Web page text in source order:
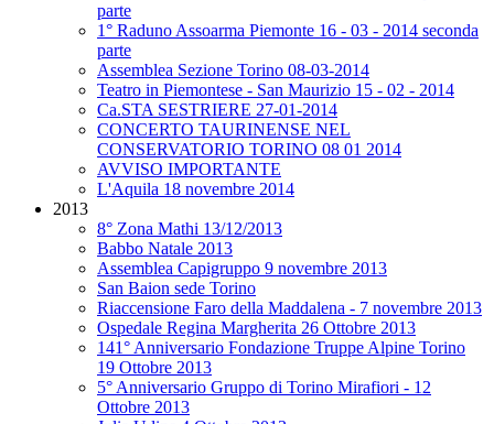
parte
1° Raduno Assoarma Piemonte 16 - 03 - 2014 seconda
parte
Assemblea Sezione Torino 08-03-2014
Teatro in Piemontese - San Maurizio 15 - 02 - 2014
Ca.STA SESTRIERE 27-01-2014
CONCERTO TAURINENSE NEL
CONSERVATORIO TORINO 08 01 2014
AVVISO IMPORTANTE
L'Aquila 18 novembre 2014
2013
8° Zona Mathi 13/12/2013
Babbo Natale 2013
Assemblea Capigruppo 9 novembre 2013
San Baion sede Torino
Riaccensione Faro della Maddalena - 7 novembre 2013
Ospedale Regina Margherita 26 Ottobre 2013
141° Anniversario Fondazione Truppe Alpine Torino
19 Ottobre 2013
5° Anniversario Gruppo di Torino Mirafiori - 12
Ottobre 2013